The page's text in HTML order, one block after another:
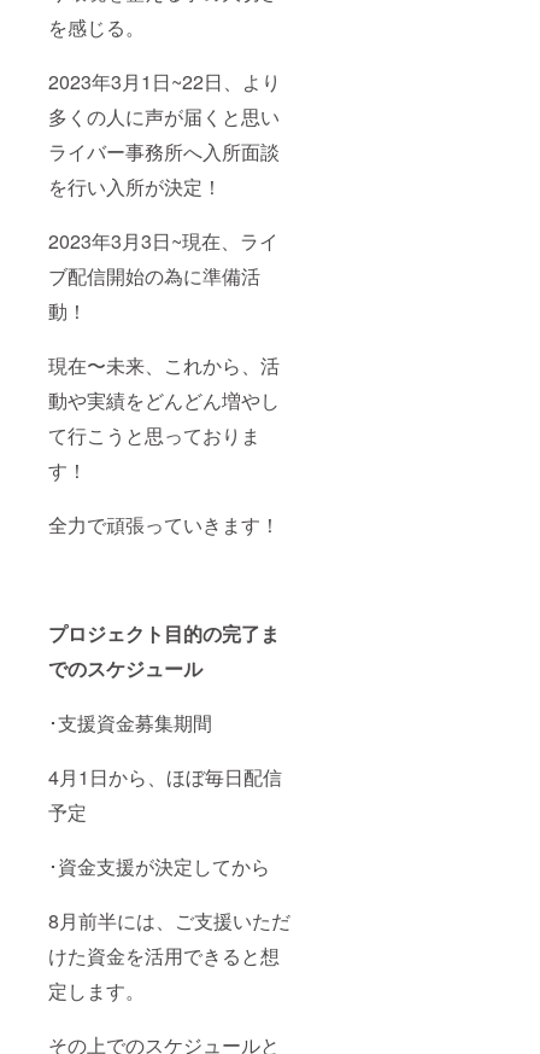
を感じる。
2023年3月1日~22日、より
多くの人に声が届くと思い
ライバー事務所へ入所面談
を行い入所が決定！
2023年3月3日~現在、ライ
ブ配信開始の為に準備活
動！
現在〜未来、これから、活
動や実績をどんどん増やし
て行こうと思っておりま
す！
全力で頑張っていきます！
プロジェクト目的の完了ま
でのスケジュール
･支援資金募集期間
4月1日から、ほぼ毎日配信
予定
･資金支援が決定してから
8月前半には、ご支援いただ
けた資金を活用できると想
定します。
その上でのスケジュールと